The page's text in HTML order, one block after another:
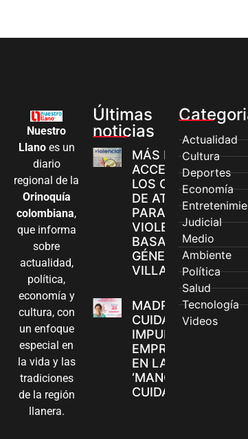
Nuestro
Llanoes un
diario
regional de la
Orinoquía
colombiana,
que informa
sobre
actualidad,
política,
economía y
cultura, con
un enfoque
especial en
la vida y las
tradiciones
de la región
llanera.
Últimas
noticias
MÁS MUJERES
ACCEDEN A
LOS CANALES
DE ATENCIÓN
PARA
VIOLENCIAS
BASADAS EN
GÉNERO EN
VILLAVICENCIO
MADRES
CUIDADORAS
IMPULSAN SUS
EMPRENDIMIENTOS
EN LA FERIA
‘MANOS QUE
CUIDAN Y CREAN’
Actualidad
Cultura
Deportes
Economía
Judicial
Medio
Ambiente
Política
Salud
Tecnología
Videos